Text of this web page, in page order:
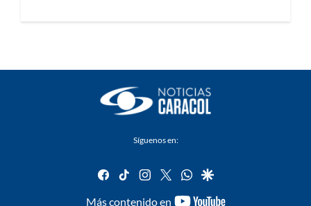
Síguenos en:
facebook
tiktok instagram
twitterwhatsapp
google
Más contenido en
youtube-